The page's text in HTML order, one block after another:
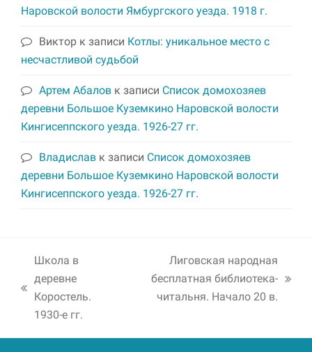
Наровской волости Ямбургского уезда. 1918 г.
Виктор к записи Котлы: уникальное место с
несчастливой судьбой
Артем Абалов к записи Список домохозяев
деревни Большое Куземкино Наровской волости
Кингисеппского уезда. 1926-27 гг.
Владислав к записи Список домохозяев
деревни Большое Куземкино Наровской волости
Кингисеппского уезда. 1926-27 гг.
previous
post:
Школа в
деревне
Коростель.
1930-е гг.
Лиговская народная
бесплатная библиотека-
читальня. Начало 20 в.